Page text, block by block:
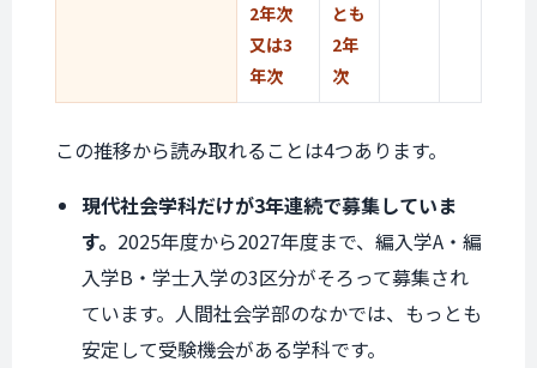
2年次
又は3
年次
とも
2年
次
この推移から読み取れることは4つあります。
現代社会学科だけが3年連続で募集していま
す。 2025年度から2027年度まで、編入学A・編
入学B・学士入学の3区分がそろって募集され
ています。人間社会学部のなかでは、もっとも
安定して受験機会がある学科です。